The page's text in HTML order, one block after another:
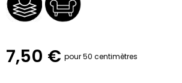
7,50 € pour 50 centimètres